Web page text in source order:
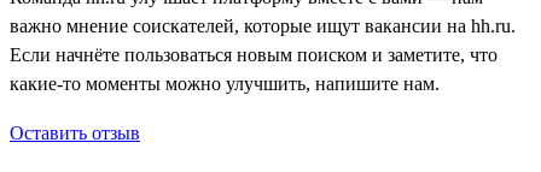
важно мнение соискателей, которые ищут вакансии на hh.ru.
Если начнёте пользоваться новым поиском и заметите, что
какие-то моменты можно улучшить, напишите нам.
Оставить отзыв